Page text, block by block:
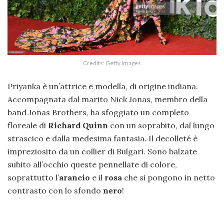
Credits: Getty Images
Priyanka è un’attrice e modella, di origine indiana.
Accompagnata dal marito Nick Jonas, membro della
band Jonas Brothers, ha sfoggiato un completo
floreale di Richard Quinn con un soprabito, dal lungo
strascico e dalla medesima fantasia. Il decolleté è
impreziosito da un collier di Bulgari. Sono balzate
subito all’occhio queste pennellate di colore,
soprattutto l’arancio e il rosa che si pongono in netto
contrasto con lo sfondo nero!